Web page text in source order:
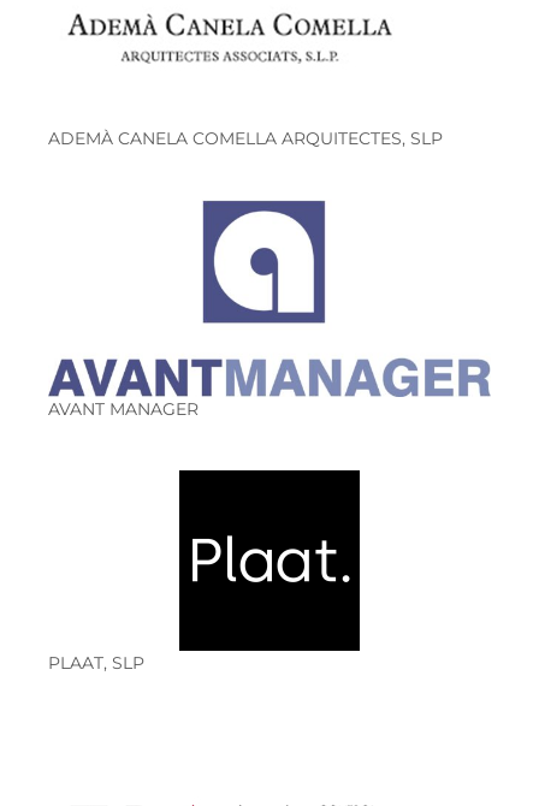
ADEMÀ CANELA COMELLA ARQUITECTES, SLP
AVANT MANAGER
PLAAT, SLP